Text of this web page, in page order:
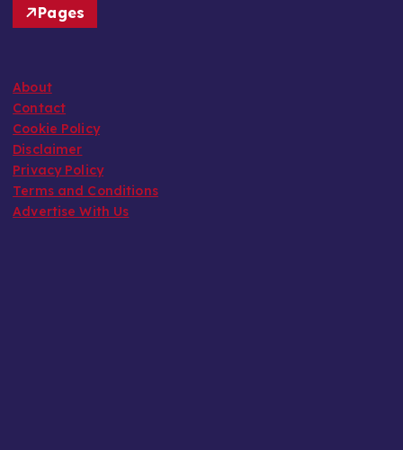
Pages
About
Contact
Cookie Policy
Disclaimer
Privacy Policy
Terms and Conditions
Advertise With Us